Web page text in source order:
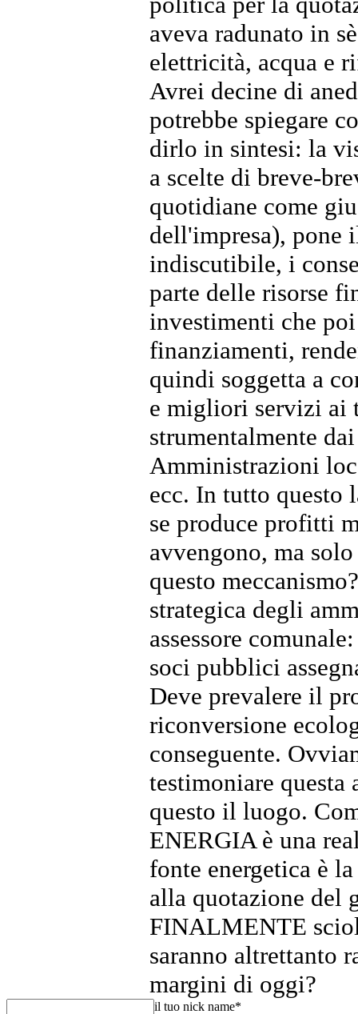
aveva radunato in
elettricità, acqua e
Avrei decine di
potrebbe spiegare
dirlo in sintesi: la
a scelte di breve-
quotidiane come
dell'impresa), pone
indiscutibile, i
parte delle risorse
investimenti che
finanziamenti,
quindi soggetta a
e migliori servizi ai
strumentalmente
Amministrazioni
ecc. In tutto questo
se produce profitti
avvengono, ma
questo
strategica degli
assessore
soci pubblici
Deve prevalere il
riconversione
conseguente.
testimoniare questa
questo il luogo.
ENERGIA è una
fonte energetica è
alla quotazione del
FINALMENTE
saranno altrettanto
margini di oggi?
il tuo nick name*